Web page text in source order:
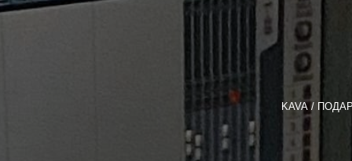
KAVA